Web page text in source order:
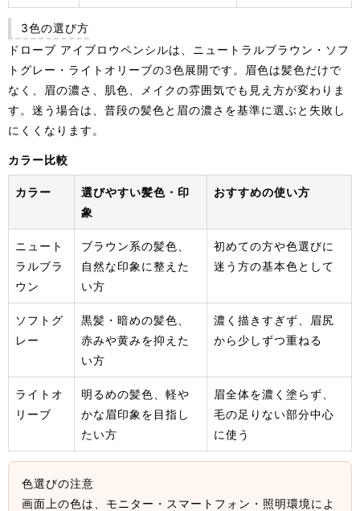
3色の選び方
ドローブ アイブロウペンシルは、ニュートラルブラウン・ソフ
トグレー・ライトオリーブの3色展開です。眉色は髪色だけで
なく、眉の濃さ、肌色、メイクの雰囲気でも見え方が変わりま
す。迷う場合は、普段の髪色と眉の濃さを基準に選ぶと失敗し
にくくなります。
カラー比較
カラー
選びやすい髪色・印
象
おすすめの使い方
ニュート
ラルブラ
ウン
ブラウン系の髪色、
自然な印象に整えた
い方
初めての方や色選びに
迷う方の基本色として
ソフトグ
レー
黒髪・暗めの髪色、
赤みや黄みを抑えた
い方
濃く描きすぎず、眉尻
から少しずつ重ねる
ライトオ
リーブ
明るめの髪色、軽や
かな眉印象を目指し
たい方
眉全体を濃く塗らず、
毛の足りない部分中心
に使う
色選びの注意
画面上の色は、モニター・スマートフォン・照明環境によ